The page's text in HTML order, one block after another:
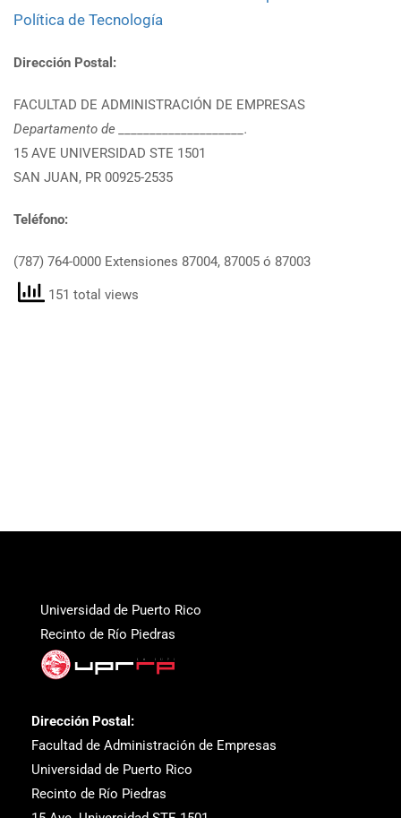
Política de Tecnología
Dirección Postal:
FACULTAD DE ADMINISTRACIÓN DE EMPRESAS
Departamento de ____________________.
15 AVE UNIVERSIDAD STE 1501
SAN JUAN, PR 00925-2535
Teléfono:
(787) 764-0000 Extensiones 87004, 87005 ó 87003
151 total views
Universidad de Puerto Rico
Recinto de Río Piedras
Dirección Postal:
Facultad de Administración de Empresas
Universidad de Puerto Rico
Recinto de Río Piedras